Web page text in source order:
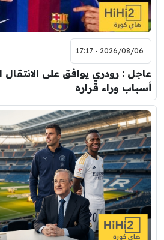
2026/08/06 - 17:17
أسباب وراء قراره